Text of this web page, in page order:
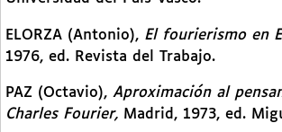
ELORZA (Antonio), El fourierismo en
1976, ed. Revista del Trabajo.
PAZ (Octavio), Aproximación al
Charles Fourier, Madrid, 1973, ed.